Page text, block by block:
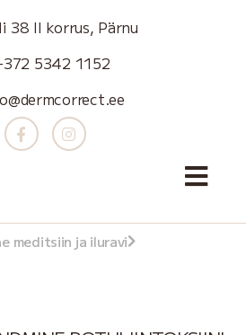
38 II korrus, Pärnu
5342 1152
meditsiin ja iluravi